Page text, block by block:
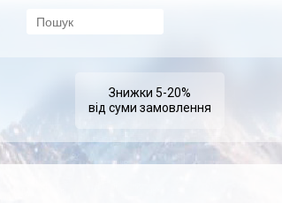
Знижки 5-20%
від суми замовлення